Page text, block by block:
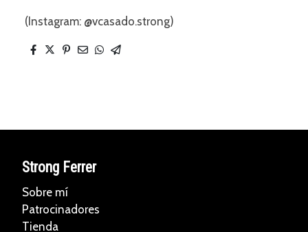
(Instagram: @vcasado.strong)
Strong Ferrer
Sobre mí
Patrocinadores
Tienda